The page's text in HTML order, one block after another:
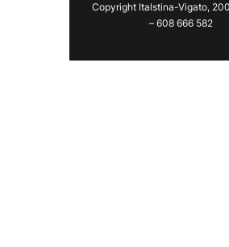
Copyright Italstina-Vigato,
– 608 666 582